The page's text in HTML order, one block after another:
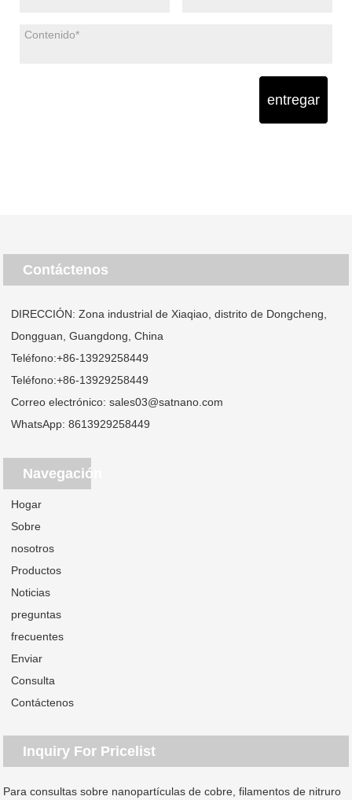
entregar
Contáctenos
DIRECCIÓN: Zona industrial de Xiaqiao, distrito de Dongcheng,
Dongguan, Guangdong, China
Teléfono:+86-13929258449
Teléfono:+86-13929258449
Correo electrónico:sales03@satnano.com
WhatsApp:8613929258449
Navegación
Hogar
Sobre
nosotros
Productos
Noticias
preguntas
frecuentes
Enviar
Consulta
Contáctenos
Inquiry For Pricelist
Para consultas sobre nanopartículas de cobre, filamentos de nitruro